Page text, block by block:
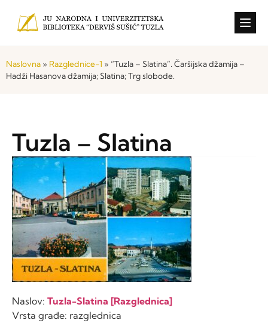
Naslovna » Razglednice-1 » “Tuzla – Slatina”. Čaršijska džamija –
Hadži Hasanova džamija; Slatina; Trg slobode.
Tuzla – Slatina
Naslov: Tuzla-Slatina [Razglednica]
Vrsta građe: razglednica